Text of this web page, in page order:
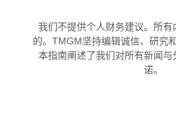
我们不提供个人财务建议。所有
的。TMGM坚持编辑诚信、研究
本指南阐述了我们对所有新闻
诺。